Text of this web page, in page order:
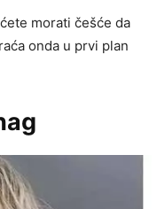
morati češće da
onda u prvi plan